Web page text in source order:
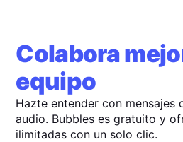
Colabora
equipo
Hazte entender con mensajes
audio. Bubbles es gratuito y
ilimitadas con un solo clic.